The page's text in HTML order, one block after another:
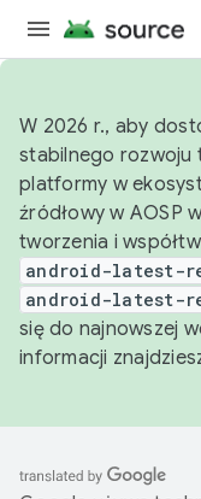
W 2026 r., aby
stabilnego rozwoju
platformy w
źródłowy w AOSP
tworzenia i
android-latest-
android-latest-
się do najnowszej
informacji